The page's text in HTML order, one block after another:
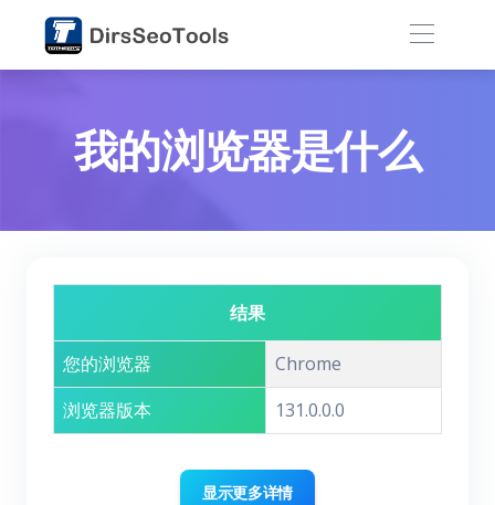
我的浏览器是什么
结果
您的浏览器
Chrome
浏览器版本
131.0.0.0
显示更多详情